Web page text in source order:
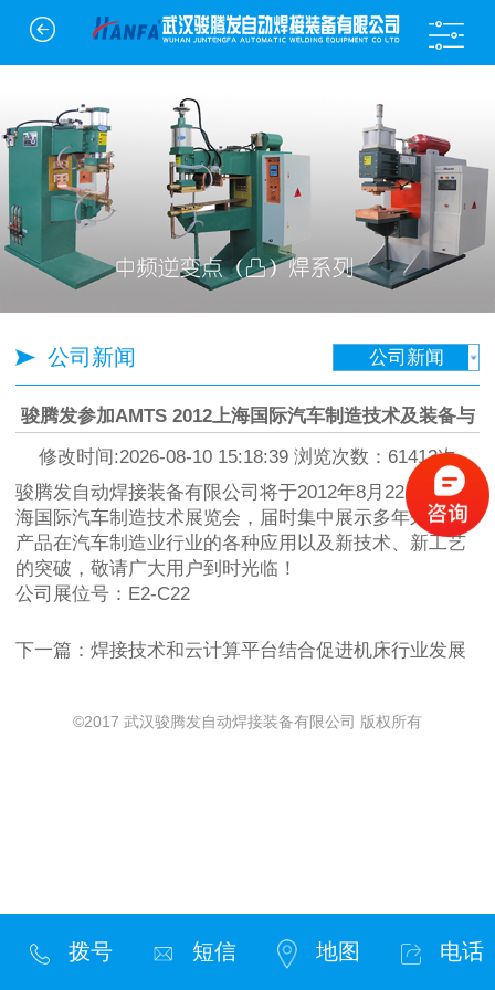
公司新闻 公司新闻
骏腾发参加AMTS 2012上海国际汽车制造技术及装备与
材料展览会
修改时间:2026-08-10 15:18:39 浏览次数：61413次
骏腾发自动焊接装备有限公司将于2012年8月22日参加上
海国际汽车制造技术展览会，届时集中展示多年来公司
产品在汽车制造业行业的各种应用以及新技术、新工艺
的突破，敬请广大用户到时光临！
公司展位号：E2-C22
下一篇： 焊接技术和云计算平台结合促进机床行业发展
©2017 武汉骏腾发自动焊接装备有限公司 版权所有
拨号 短信 地图 电话